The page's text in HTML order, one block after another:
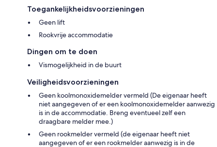
Toegankelijkheidsvoorzieningen
Geen lift
Rookvrije accommodatie
Dingen om te doen
Vismogelijkheid in de buurt
Veiligheidsvoorzieningen
Geen koolmonoxidemelder vermeld (De eigenaar heeft
niet aangegeven of er een koolmonoxidemelder aanwezig
is in de accommodatie. Breng eventueel zelf een
draagbare melder mee.)
Geen rookmelder vermeld (de eigenaar heeft niet
aangegeven of er een rookmelder aanwezig is in de